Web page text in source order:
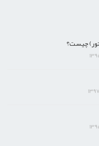
چیست؟